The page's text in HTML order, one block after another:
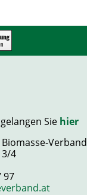
Sie hier
Verband
4
97